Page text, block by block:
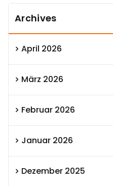
Archives
April 2026
März 2026
Februar 2026
Januar 2026
Dezember 2025